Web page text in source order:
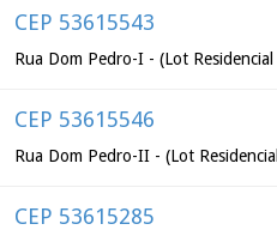
CEP 53615543
Rua Dom Pedro-I - (Lot
CEP 53615546
Rua Dom Pedro-II - (Lot
CEP 53615285